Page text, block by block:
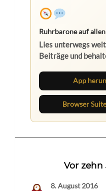
Ruhrbarone auf allen
Lies unterwegs
Beiträge und
direkt im Browser
App
Browser
Vor zehn
8. August 2016